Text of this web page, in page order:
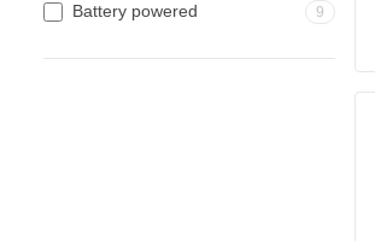
Battery powered 9